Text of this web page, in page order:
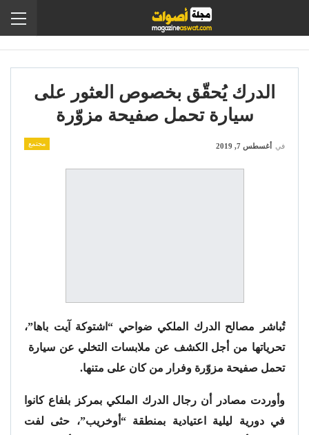
الدرك يُحقّق بخصوص العثور على
سيارة تحمل صفيحة مزوّرة
مجتمع في أغسطس 7, 2019
تُباشر مصالح الدرك الملكي ضواحي “اشتوكة آيت باها”،
تحرياتها من أجل الكشف عن ملابسات التخلي عن سيارة
تحمل صفيحة مزوّرة وفرار من كان على متنها.
وأوردت مصادر أن رجال الدرك الملكي بمركز بلفاع كانوا
في دورية ليلية اعتيادية بمنطقة “أوخريب”، حثى لفت